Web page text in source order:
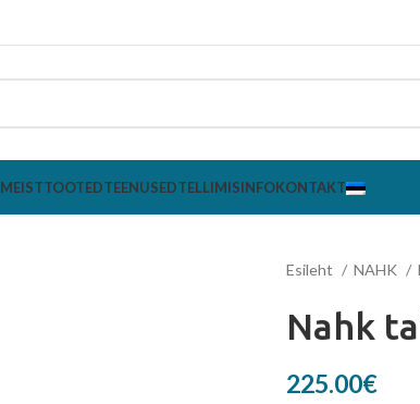
MEISTTOOTEDTEENUSEDTELLIMISINFOKONTAKT
Esileht NAHK
Nahk
225.00€